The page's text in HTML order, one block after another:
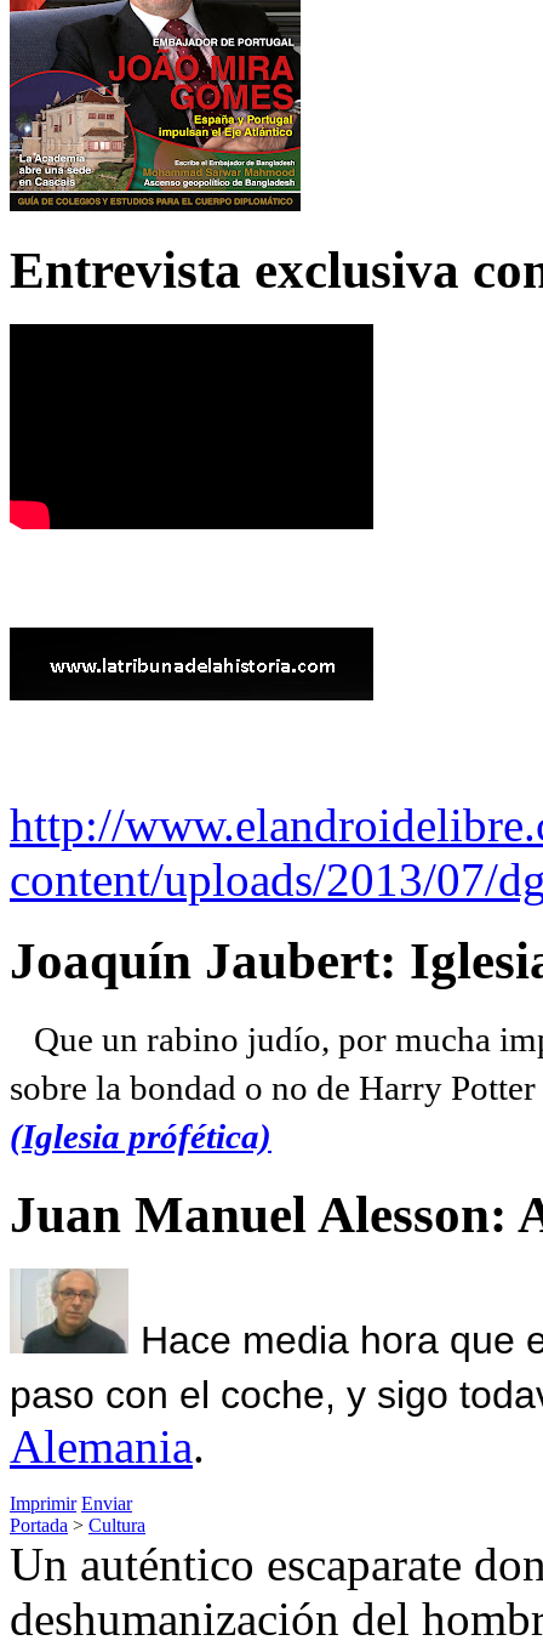
Entrevista exclusiva
http://
content/uploads/2013/07/
Joaquín Jaubert:
Que un rabino judío, por mucha
sobre la bondad o no de Harry
(Iglesia prófética)
Juan Manuel Alesson:
Hace media hora que
paso con el coche, y sigo
Alemania.
Imprimir Enviar
Portada > Cultura
Un auténtico escaparate
deshumanización del